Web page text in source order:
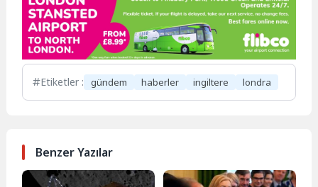
Etiketler : gündem haberler ingiltere londra
Benzer Yazılar